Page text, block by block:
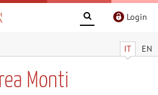
Login
IT EN
Monti